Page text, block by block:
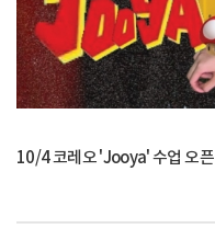
10/4 코레오 'Jooya' 수업 오픈